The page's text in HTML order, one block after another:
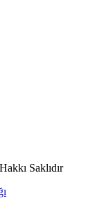
Saklıdır